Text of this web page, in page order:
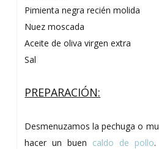
Pimienta negra recién molida
Nuez moscada
Aceite de oliva virgen extra
Sal
PREPARACIÓN:
Desmenuzamos la pechuga o
hacer un buen caldo de pollo